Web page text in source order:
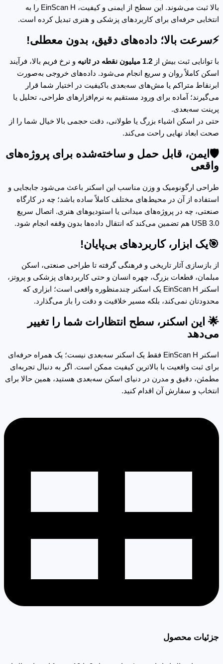
بالا ثبت می‌شوند. این سطح از ایمنی و کیفیت، EinScan H را به
انتخابی حرفه‌ای برای کاربردهای پزشکی و هنری تبدیل کرده است.
⚡سرعت بالا؛ داده‌های دقیق، بدون معطلی!
با توانایی ثبت بیش از 1.2 میلیون نقطه در ثانیه
و نرخ فریم بالا، فرآیند
اسکن کاملاً روان و سریع انجام می‌شود. داده‌های خروجی به‌صورت
ابرنقاط متراکم یا مش‌های سه‌بعدی باکیفیت در اختیار شما قرار
می‌گیرند؛ آماده برای ورود مستقیم به نرم‌افزارهای طراحی، تحلیل یا
پرینت سه‌بعدی.
حتی در اسکن اشیاء بزرگ یا طولانی، دقت حجمی بالا خیال شما را از
صحت ابعاد نهایی راحت می‌کند.
🛡️ایمن، قابل حمل و ساخته‌شده برای پروژه‌های
واقعی
طراحی ارگونومیک و وزن مناسب این اسکنر باعث می‌شود جابجایی و
استفاده از آن در محیط‌های مختلف کاملاً ساده باشد؛ چه در کارگاه
صنعتی، چه در پروژه‌های میدانی یا استودیوهای هنری. اتصال سریع
USB 3.0 هم تضمین می‌کند که انتقال داده‌ها بدون وقفه انجام شود.
🎯یک ابزار، کاربردهای بی‌پایان!
از بازسازی آثار تاریخی و فرهنگی گرفته تا طراحی صنعتی، اسکن
مبلمان، قطعات بزرگ، چهره انسان و حتی کاربردهای پزشکی و پروتز،
اسکنر EinScan H یک اسکنر چندمنظوره واقعی است؛ ابزاری که
محدودتان نمی‌کند، بلکه مسیر خلاقیت و دقت را باز می‌گذارد.
🌟 این اسکنر، سطح انتظارات شما را تغییر
می‌دهد
اسکنر EinScan H فقط یک اسکنر سه‌بعدی نیست؛ یک همراه حرفه‌ای
برای ثبت واقعیت با بالاترین کیفیت ممکن است. اگر به دنبال تجربه‌ای
مطمئن، دقیق و مدرن در دنیای اسکن سه‌بعدی هستید، همین حالا برای
انتخاب و سفارش آن اقدام کنید.
جزئیات محصول